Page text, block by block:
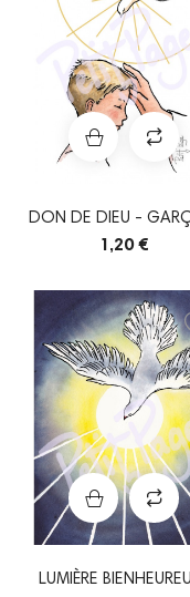
DON DE DIEU -
1,20 €
LUMIÈRE